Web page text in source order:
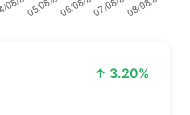
↑ 3.20%